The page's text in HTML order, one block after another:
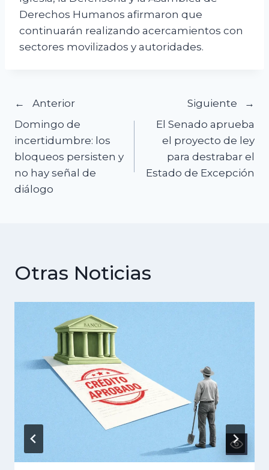
Derechos Humanos afirmaron que
continuarán realizando acercamientos con
sectores movilizados y autoridades.
Navegación
de
entradas
Anterior
Domingo de
incertidumbre: los
bloqueos persisten y
no hay señal de
diálogo
Siguiente
El Senado aprueba
el proyecto de ley
para destrabar el
Estado de Excepción
Otras Noticias